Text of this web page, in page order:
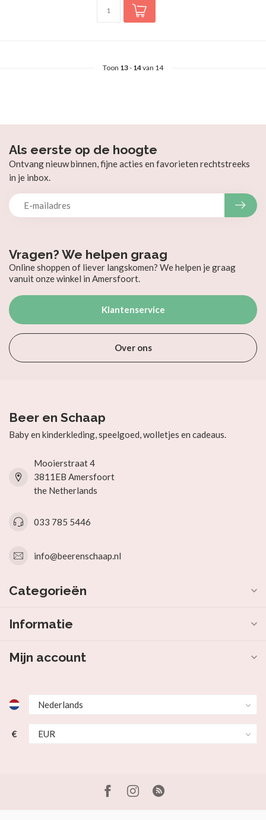
Toon 13- 14van 14
Vragen? We helpen graag
Online shoppen of liever langskomen? We helpen je graag
vanuit onze winkel in Amersfoort.
Klantenservice
Over ons
Als eerste op de hoogte
Ontvang nieuw binnen, fijne acties en favorieten rechtstreeks
in je inbox.
Beer en Schaap
Baby en kinderkleding, speelgoed, wolletjes en cadeaus.
Mooierstraat 4
3811EB Amersfoort
the Netherlands
033 785 5446
info@beerenschaap.nl
Categorieën
Informatie
Mijn account
€